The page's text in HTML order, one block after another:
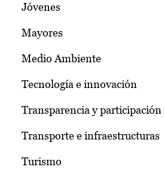
Jóvenes
Mayores
Medio Ambiente
Tecnología e innovación
Transparencia y participación
Transporte e infraestructuras
Turismo